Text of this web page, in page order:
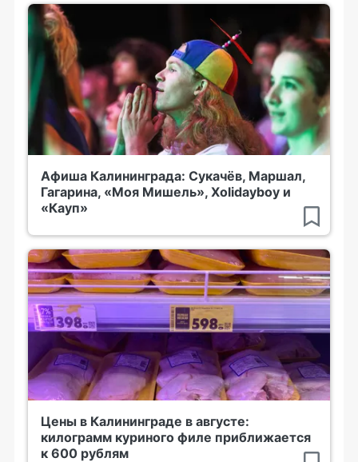
Афиша Калининграда: Сукачёв, Маршал,
Гагарина, «Моя Мишель», Xolidayboy и
«Кауп»
Цены в Калининграде в августе:
килограмм куриного филе приближается
к 600 рублям